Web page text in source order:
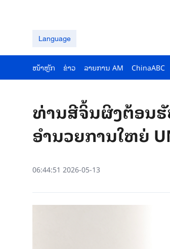
Language
ໜ້າຫຼັກ ຂ່າວ ລາຍ​ການ AM ChinaABC
ທ່ານສີຈິ້ນຜິງຕ້ອນຮັ
ອຳນວຍການໃຫຍ່
06:44:51 2026-05-13